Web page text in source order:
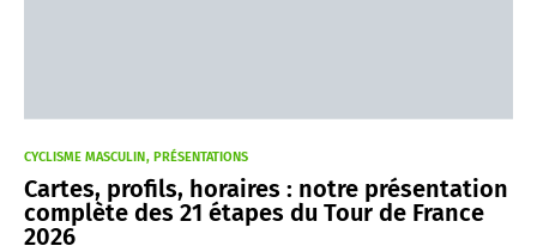
CYCLISME MASCULIN PRÉSENTATIONS
Cartes, profils, horaires : notre présentation
complète des 21 étapes du Tour de France
2026